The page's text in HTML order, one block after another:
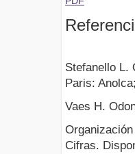
Stefanello L.
Paris:
Vaes H.
Cifras.